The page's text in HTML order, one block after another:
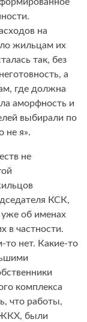
на
жильцам их
так, без
а
где должна
аморфность и
выбирали по
не я».
не
КСК,
уже об именах
в частности.
то нет. Какие-то
комплекса
что работы,
ЖКХ, были